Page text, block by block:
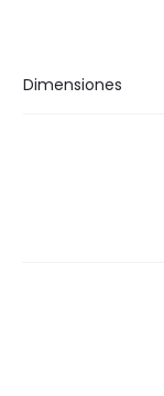
Dimensiones